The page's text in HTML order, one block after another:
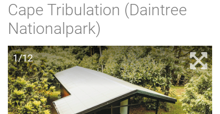
Cape Tribulation (Daintree
Nationalpark)
1/12